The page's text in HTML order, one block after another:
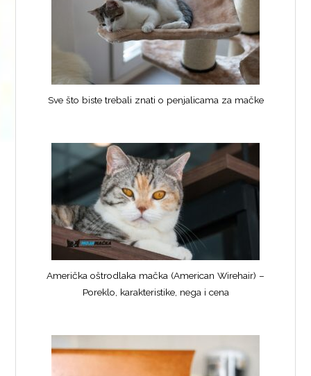
Sve što biste trebali znati o penjalicama za mačke
Američka oštrodlaka mačka (American Wirehair) –
Poreklo, karakteristike, nega i cena